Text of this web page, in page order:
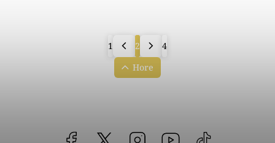
1 2
4
Hore
Facebook vipgoldsk Instagram YouTube